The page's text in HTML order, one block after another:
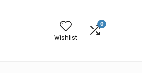
Wishlist
0